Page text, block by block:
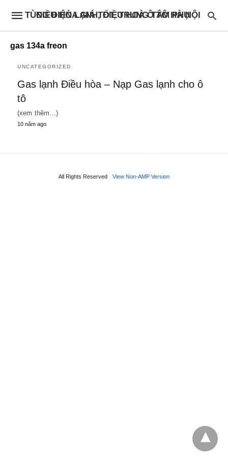
ĐIỀU HÒA GIÁ TỐT, TRUNG TÂM PHỤ TÙNG ĐIỆN LẠNH, ĐIỀU HOÀ Ô TÔ HÀ NỘI
gas 134a freon
UNCATEGORIZED
Gas lạnh Điều hòa – Nạp Gas lạnh cho ô
tô
(xem thêm…)
10 năm ago
All Rights Reserved View Non-AMP Version